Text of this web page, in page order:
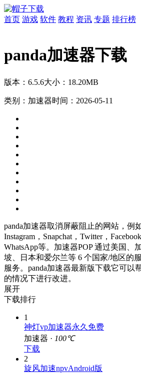
首页 游戏 软件 教程 资讯 专题 排行榜
panda加速器下载
版本：6.5.6大小：18.20MB
类别：加速器时间：2026-05-11
panda加速器取消屏蔽阻止的网站，例
Instagram，Snapchat，Twitter，
WhatsApp等。加速器POP 通过美国、
坡、日本和爱尔兰等 6 个国家/地区的
服务。panda加速器最新版下载它可以
的情况下进行改进。
展开
下载排行
1
神灯vp加速器永久免费
加速器 · 100℃
下载
2
旋风加速npvAndroid版